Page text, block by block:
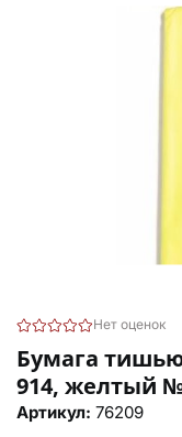
Нет оценок
Бумага тишью
914, желтый
Артикул: 76209